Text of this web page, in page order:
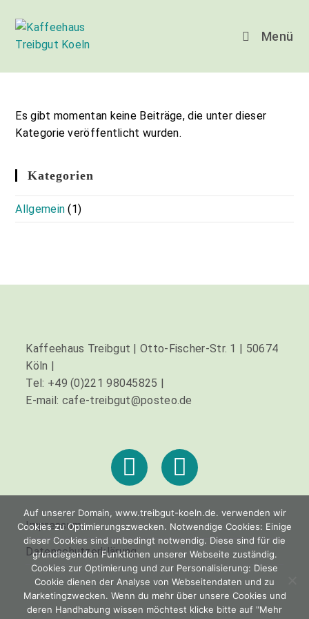
Inhalt
Menü
Es gibt momentan keine Beiträge, die unter dieser
Kategorie veröffentlicht wurden.
Kategorien
Allgemein (1)
Kaffeehaus Treibgut | Otto-Fischer-Str. 1 | 50674
Köln |
Tel: +49 (0)221 98045825 |
E-mail: cafe-treibgut@posteo.de
Impressum
Datenschutzerklärung
Auf unserer Domain, www.treibgut-koeln.de. verwenden wir
Cookies zu Optimierungszwecken. Notwendige Cookies: Einige
dieser Cookies sind unbedingt notwendig. Diese sind für die
grundlegenden Funktionen unserer Webseite zuständig.
Cookies zur Optimierung und zur Personalisierung: Diese
Cookie dienen der Analyse von Webseitendaten und zu
Marketingzwecken. Wenn du mehr über unsere Cookies und
deren Handhabung wissen möchtest klicke bitte auf "Mehr